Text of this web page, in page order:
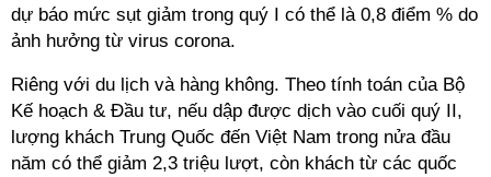
dự báo mức sụt giảm trong quý I có thể là 0,8 điểm % do
ảnh hưởng từ virus corona.
Riêng với du lịch và hàng không. Theo tính toán của Bộ
Kế hoạch & Đầu tư, nếu dập được dịch vào cuối quý II,
lượng khách Trung Quốc đến Việt Nam trong nửa đầu
năm có thể giảm 2,3 triệu lượt, còn khách từ các quốc